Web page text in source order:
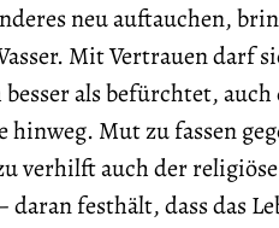
neu auftauchen,
Mit Vertrauen darf
als befürchtet,
Mut zu fassen
verhilft auch der
festhält, dass das